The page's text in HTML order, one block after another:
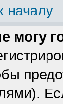
началу
могу